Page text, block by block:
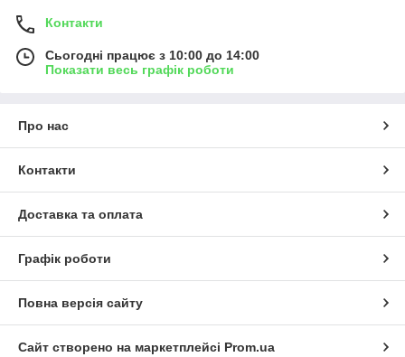
Контакти
Сьогодні працює з 10:00 до 14:00
Показати весь графік роботи
Про нас
Контакти
Доставка та оплата
Графік роботи
Повна версія сайту
Сайт створено на маркетплейсі Prom.ua